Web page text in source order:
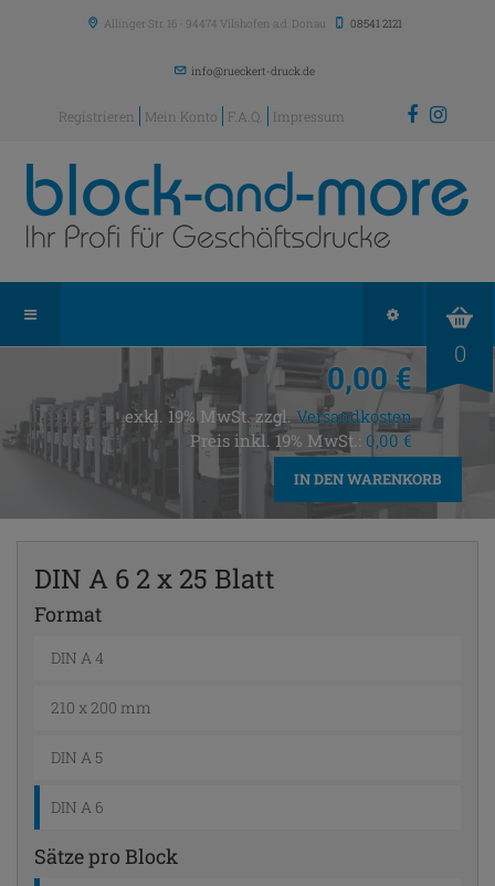
Allinger Str. 16 94474 Vilshofen a.d. Donau 08541 2121
info@rueckert-druck.de
Registrieren Mein Konto F.A.Q. Impressum
0
0,00 €
exkl. 19% MwSt. zzgl. Versandkosten
Preis inkl. 19% MwSt.: 0,00 €
IN DEN WARENKORB
DIN A 6 2 x 25 Blatt
Format
DIN A 4
210 x 200 mm
DIN A 5
DIN A 6
Sätze pro Block